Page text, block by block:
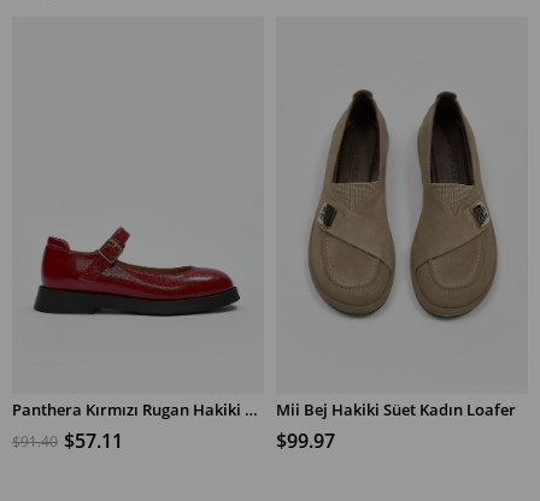
Panthera Kırmızı Rugan Hakiki Deri Kadın Loafer
$57.11
$91.40
Mii Bej Hakiki Süet Kadın Loafer
$99.97